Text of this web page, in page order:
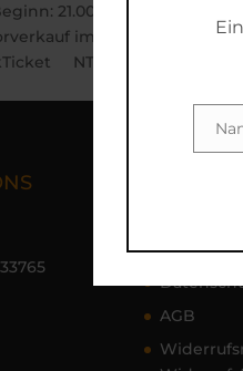
21.00 Uhr TICKETS
im TNT-Büro
NT-Ticket ...
AGB
Name